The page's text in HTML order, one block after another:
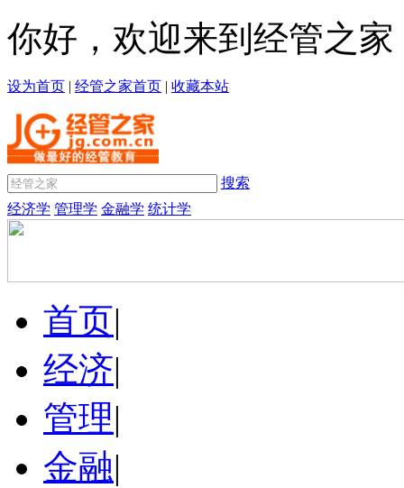
你好，欢迎来到经管之家
设为首页 | 经管之家首页 | 收藏本站
搜索
经济学 管理学 金融学 统计学
首页|
经济|
管理|
金融|